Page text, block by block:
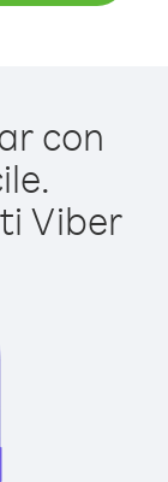
con
Viber